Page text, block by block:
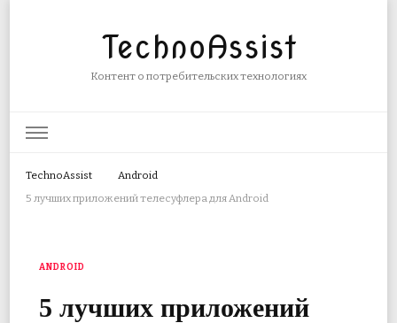
TechnoAssist
Контент о потребительских технологиях
TechnoAssist
Android
5 лучших приложений телесуфлера для Android
ANDROID
5 лучших приложений